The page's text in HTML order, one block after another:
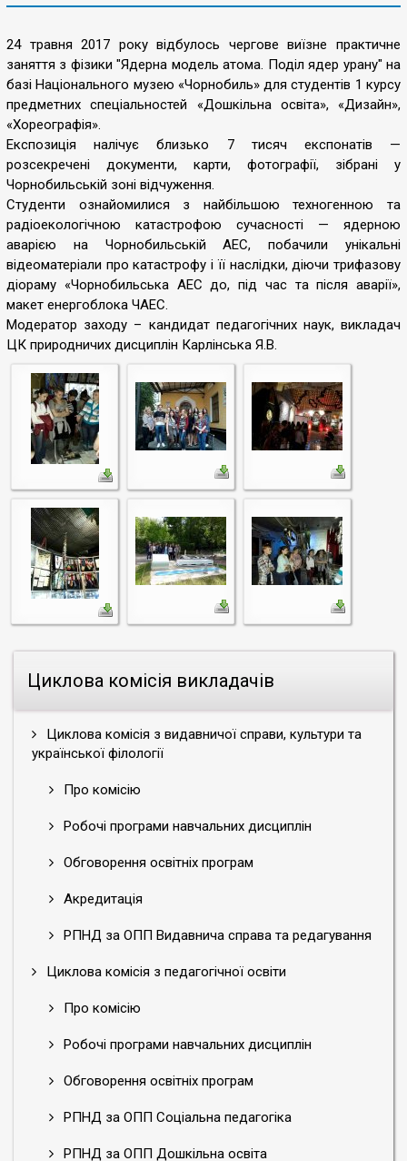
Циклова комісія викладачів
Циклова комісія з видавничої справи, культури та
української філології
Про комісію
Робочі програми навчальних дисциплін
Обговорення освітніх програм
Акредитація
РПНД за ОПП Видавнича справа та редагування
Циклова комісія з педагогічної освіти
Про комісію
Робочі програми навчальних дисциплін
Обговорення освітніх програм
РПНД за ОПП Соціальна педагогіка
РПНД за ОПП Дошкільна освіта
24 травня 2017 року відбулось чергове виїзне практичне
заняття з фізики "Ядерна модель атома. Поділ ядер урану" на
базі Національного музею «Чорнобиль» для студентів 1 курсу
предметних спеціальностей «Дошкільна освіта», «Дизайн»,
«Хореографія».
Експозиція налічує близько 7 тисяч експонатів —
розсекречені документи, карти, фотографії, зібрані у
Чорнобильській зоні відчуження.
Студенти ознайомилися з найбільшою техногенною та
радіоекологічною катастрофою сучасності — ядерною
аварією на Чорнобильській АЕС, побачили унікальні
відеоматеріали про катастрофу і її наслідки, діючи трифазову
діораму «Чорнобильська АЕС до, під час та після аварії»,
макет енергоблока ЧАЕС.
Модератор заходу – кандидат педагогічних наук, викладач
ЦК природничих дисциплін Карлінська Я.В.